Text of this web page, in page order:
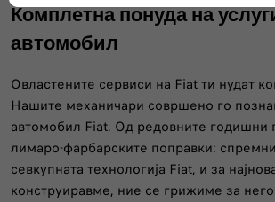
Комплетна понуда на
автомобил
Овластените сервиси на Fiat ти нудат
Нашите механичари совршено го
автомобил Fiat. Од редовните годишни
лимаро-фарбарските поправки:
севкупната технологија Fiat, и за
конструиравме, ние се грижиме за